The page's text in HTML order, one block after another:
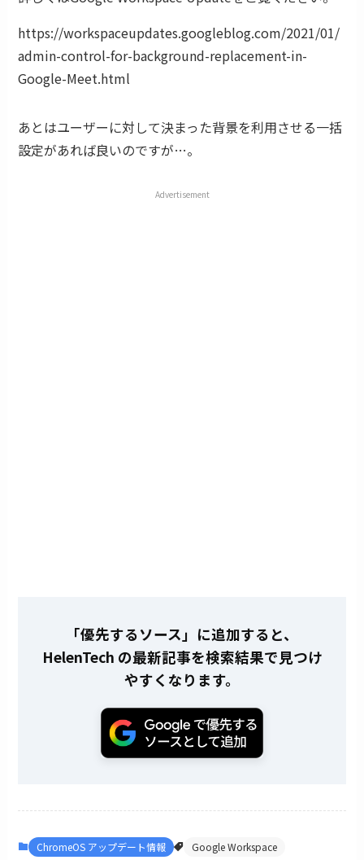
https://workspaceupdates.googleblog.com/2021/01/
admin-control-for-background-replacement-in-
Google-Meet.html
あとはユーザーに対して決まった背景を利用させる一括
設定があれば良いのですが…。
Advertisement
「優先するソース」に追加すると、
HelenTech の最新記事を検索結果で見つけ
やすくなります。
ChromeOS アップデート情報 Google Workspace